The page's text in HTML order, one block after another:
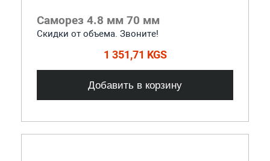
Саморез 4.8 мм 70 мм
Скидки от объема. Звоните!
1 351,71 KGS
Добавить в корзину